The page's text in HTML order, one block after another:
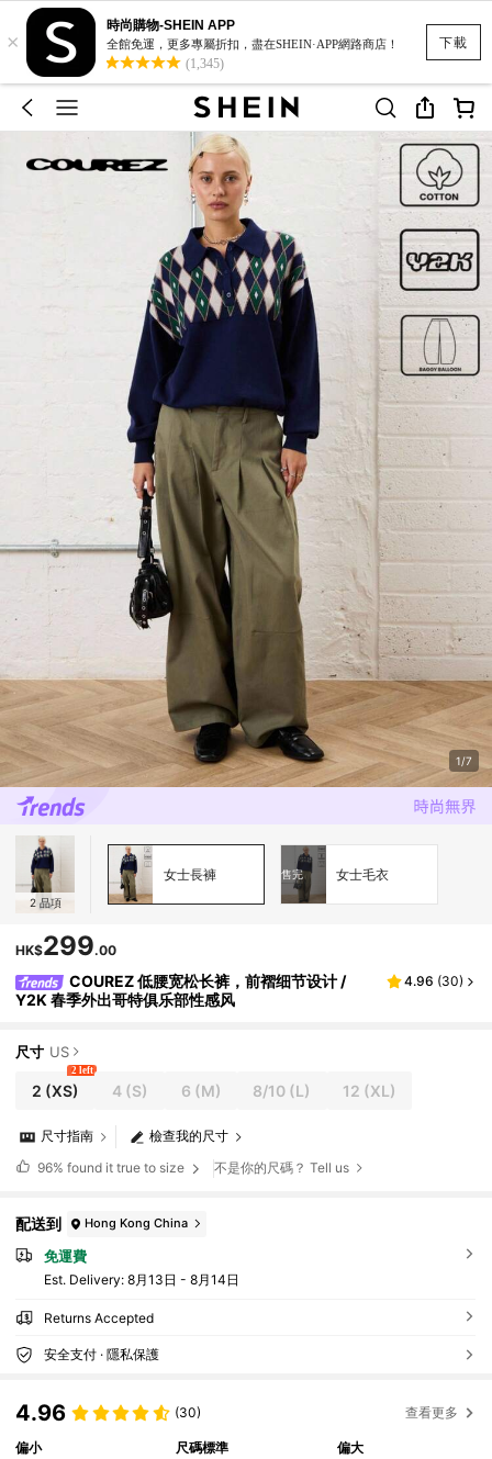
下載
×
時尚購物-SHEIN APP
全館免運，更多專屬折扣，盡在SHEIN·APP網路商店！
(1,345)
1/7
2 品項
女士長褲 售完 女士毛衣
HK$299.00
COUREZ 低腰宽松长裤，前褶细节设计 /
Y2K 春季外出哥特俱乐部性感风
4.96 (30)
尺寸 US
2 (XS)
2 left
4(S) 6 (M) 8/10 (L) 12 (XL)
檢查我的尺寸
尺寸指南
96% found it true to size 不是你的尺碼？ Tell us
配送到 Hong Kong China
免運費
​Est. Delivery: 8月13日 - 8月14日
Returns Accepted
安全支付 · 隱私保護
4.96 (30) 查看更多
偏小
尺碼標準
偏大